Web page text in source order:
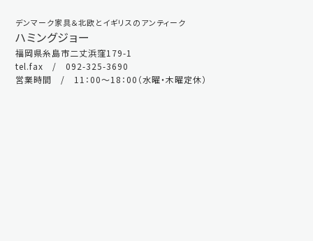
デンマーク家具＆北欧とイギリスのアンティーク
ハミングジョー
福岡県糸島市二丈浜窪179-1
tel.fax / 092-325-3690
営業時間 / 11：00～18：00（水曜・木曜定休）